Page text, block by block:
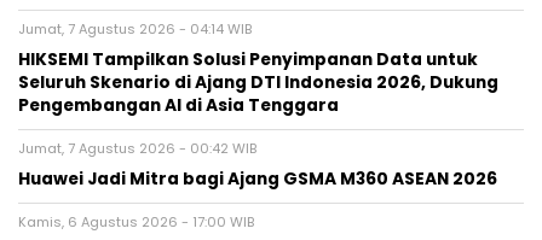
Jumat, 7 Agustus 2026 - 04:14 WIB
HIKSEMI Tampilkan Solusi Penyimpanan Data untuk
Seluruh Skenario di Ajang DTI Indonesia 2026, Dukung
Pengembangan AI di Asia Tenggara
Jumat, 7 Agustus 2026 - 00:42 WIB
Huawei Jadi Mitra bagi Ajang GSMA M360 ASEAN 2026
Kamis, 6 Agustus 2026 - 17:00 WIB